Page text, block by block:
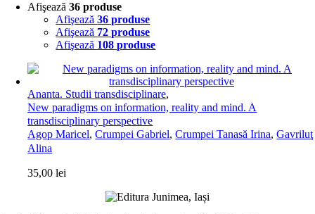
Afişează36 produse
Afişează36 produse
Afişează 72 produse
Afişează 108 produse
Ananta. Studii transdisciplinare,
New paradigms on information, reality and mind. A
transdisciplinary perspective
Agop Maricel,Crumpei Gabriel,Crumpei Tanasă Irina,Gavriluţ
Alina
35,00lei